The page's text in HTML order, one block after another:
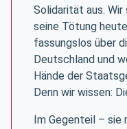
Solidarität aus.
seine Tötung
fassungslos über
Deutschland und
Hände der
Denn wir wissen:
Im Gegenteil – sie